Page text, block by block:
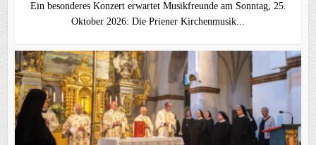
Ein besonderes Konzert erwartet Musikfreunde am Sonntag, 25.
Oktober 2026: Die Priener Kirchenmusik...